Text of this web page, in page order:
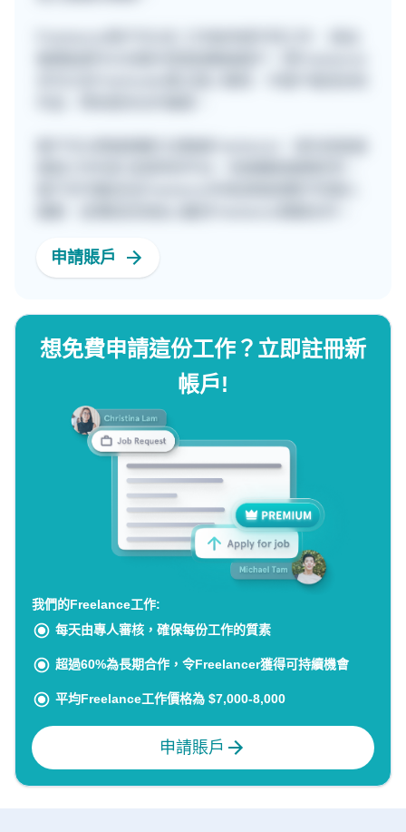
申請賬戶
想免費申請這份工作？立即註冊新
帳戶!
我們的Freelance工作:
每天由專人審核，確保每份工作的質素
超過60%為長期合作，令Freelancer獲得可持續機會
平均Freelance工作價格為 $7,000-8,000
申請賬戶